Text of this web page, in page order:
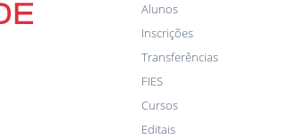
Alunos
Inscrições
Transferências
FIES
Cursos
Editais